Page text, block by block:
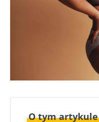
O tym artykule